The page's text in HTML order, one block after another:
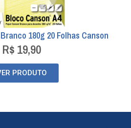
180g 20 Folhas Canson
R$ 19,90
PRODUTO